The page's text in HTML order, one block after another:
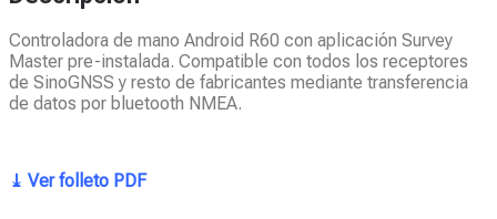
Controladora de mano Android R60 con aplicación Survey
Master pre-instalada. Compatible con todos los receptores
de SinoGNSS y resto de fabricantes mediante transferencia
de datos por bluetooth NMEA.
⤓ Ver folleto PDF